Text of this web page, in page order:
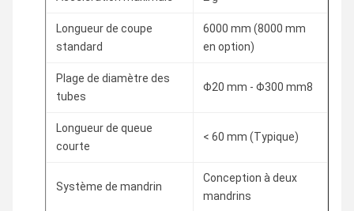
Longueur de coupe
standard
6000 mm (8000 mm
en option)
Plage de diamètre des
tubes
Φ20 mm - Φ300 mm8
Longueur de queue
courte
< 60 mm (Typique)
Système de mandrin
Conception à deux
mandrins